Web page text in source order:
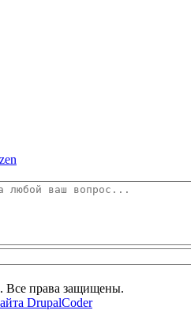
Все права защищены.
DrupalCoder